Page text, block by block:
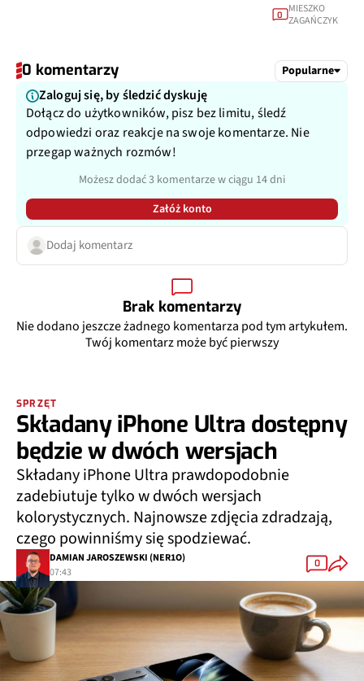
0
MIESZKO
ZAGAŃCZYK
0 komentarzy Popularne
Zaloguj się, by śledzić dyskuję
Dołącz do użytkowników, pisz bez limitu, śledź
odpowiedzi oraz reakcje na swoje komentarze. Nie
przegap ważnych rozmów!
Możesz dodać 3 komentarze w ciągu 14 dni
Załóż konto
Dodaj komentarz
Brak komentarzy
Nie dodano jeszcze żadnego komentarza pod tym artykułem.
Twój komentarz może być pierwszy
SPRZĘT
Składany iPhone Ultra dostępny
będzie w dwóch wersjach
Składany iPhone Ultra prawdopodobnie
zadebiutuje tylko w dwóch wersjach
kolorystycznych. Najnowsze zdjęcia zdradzają,
czego powinniśmy się spodziewać.
DAMIAN JAROSZEWSKI (NER1O)
07:43
0